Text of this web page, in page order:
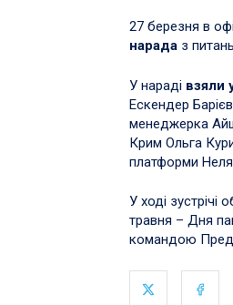
27 березня в
нарада з
У нараді взяли
Ескендер
менеджерка
Крим Ольга
платформи
У ході зустрічі
травня – Дня
командою